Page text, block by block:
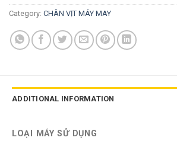
Category: CHÂN VỊT MÁY MAY
ADDITIONAL INFORMATION
LOẠI MÁY SỬ DỤNG